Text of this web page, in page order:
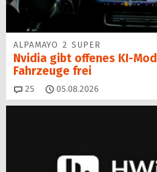
ALPAMAYO 2 SUPER
Nvidia gibt offenes KI-
Fahrzeuge frei
25 Kommentare
05.08.2026